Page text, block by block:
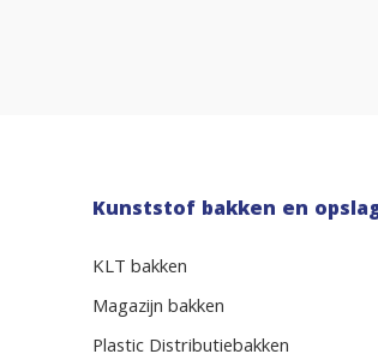
Kunststof bakken en
KLT bakken
Magazijn bakken
Plastic Distributiebakken